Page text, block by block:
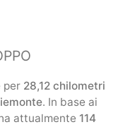
per 28,12 chilometri
. In base ai
attualmente 114